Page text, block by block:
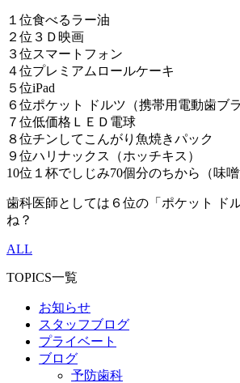
１位食べるラー油
２位３Ｄ映画
３位スマートフォン
４位プレミアムロールケーキ
５位iPad
６位ポケット ドルツ（携帯用電動歯ブラ
７位低価格ＬＥＤ電球
８位チンしてこんがり魚焼きパック
９位ハリナックス（ホッチキス）
10位１杯でしじみ70個分のちから（味噌
歯科医師としては６位の「ポケット ド
ね？
ALL
TOPICS一覧
お知らせ
スタッフブログ
プライベート
ブログ
予防歯科